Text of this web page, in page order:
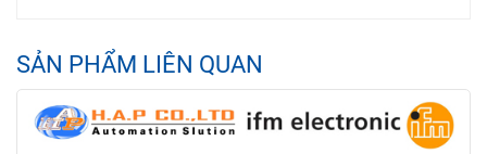
SẢN PHẨM LIÊN QUAN